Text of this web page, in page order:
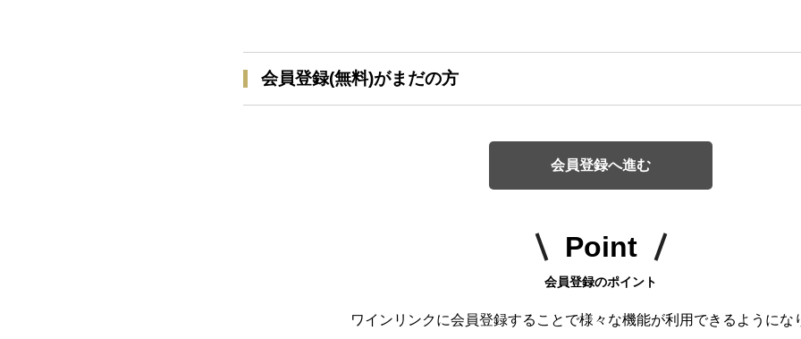
会員登録(無料)がまだの方
会員登録へ進む
Point
会員登録のポイント
ワインリンクに会員登録することで様々な機能が利用できるようにな